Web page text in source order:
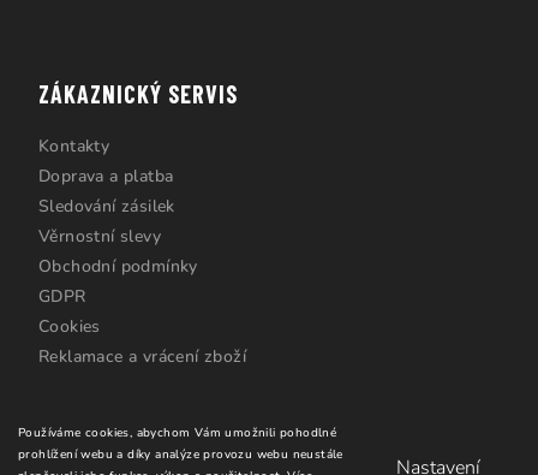
Používáme cookies, abychom Vám umožnili pohodlné
prohlížení webu a díky analýze provozu webu neustále
Nastavení
ZÁKAZNICKÝ SERVIS
Kontakty
Doprava a platba
Sledování zásilek
Věrnostní slevy
Obchodní podmínky
GDPR
Cookies
Reklamace a vrácení zboží